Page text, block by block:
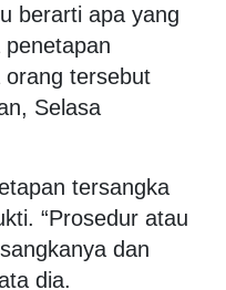
berarti apa yang
tersebut
Selasa
tersangka
“Prosedur atau
dan
dia.